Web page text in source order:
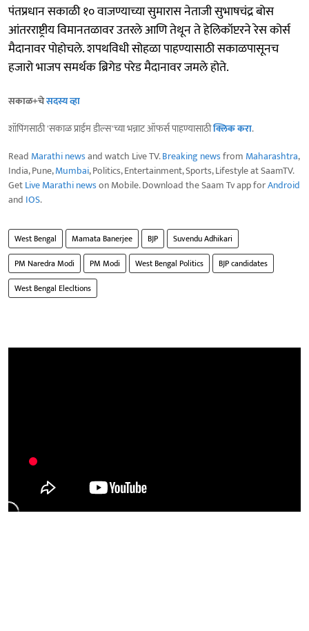
पंतप्रधान सकाळी १० वाजण्याच्या सुमारास नेताजी सुभाषचंद्र बोस
आंतरराष्ट्रीय विमानतळावर उतरले आणि तेथून ते हेलिकॉप्टरने रेस कोर्स
मैदानावर पोहोचले. शपथविधी सोहळा पाहण्यासाठी सकाळपासूनच
हजारो भाजप समर्थक ब्रिगेड परेड मैदानावर जमले होते.
सकाळ+चेसदस्य व्हा
शॉपिंगसाठी 'सकाळ प्राईम डील्स'च्या भन्नाट ऑफर्स पाहण्यासाठीक्लिक करा.
Read Marathi newsand watch Live TV.Breaking newsfrom Maharashtra,
India, Pune,Mumbai, Politics, Entertainment, Sports, Lifestyle at SaamTV.
GetLive Marathi newson Mobile. Download the Saam Tv app forAndroid
and IOS.
West Bengal Mamata Banerjee BJP
Suvendu Adhikari
PM Naredra Modi
PM Modi West Bengal Politics
BJP candidates
West Bengal Elecltions